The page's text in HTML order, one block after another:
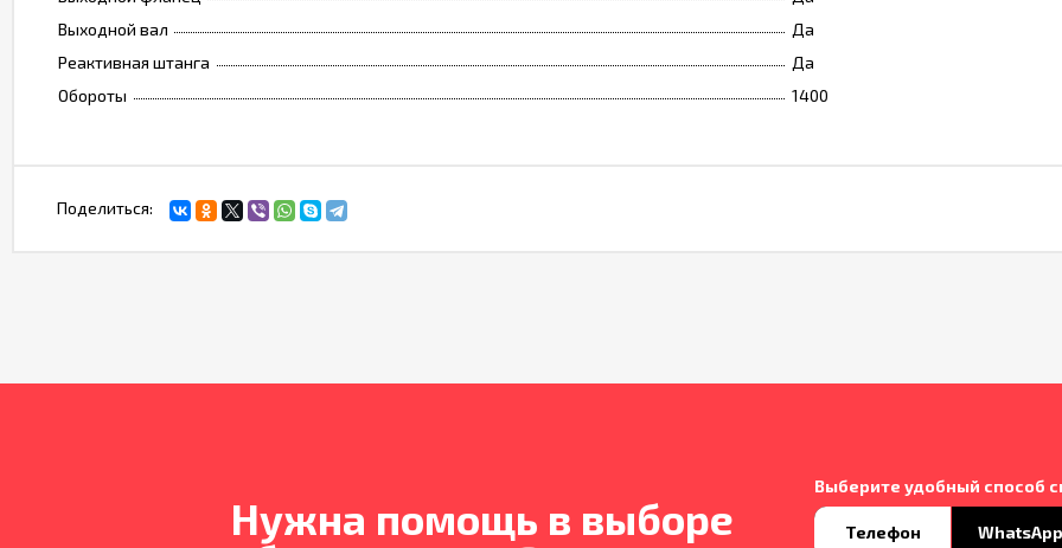
Выходной вал
Да
Реактивная штанга
Да
Обороты
1400
Поделиться:
Нужна помощь в выборе
Выберите удобный способ
Телефон WhatsApp